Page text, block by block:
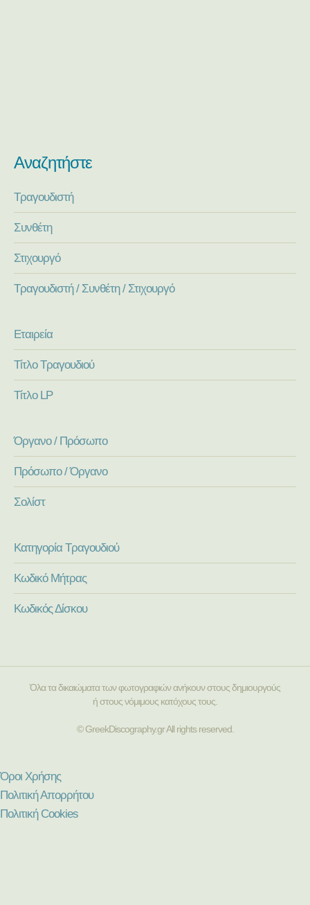
Αναζητήστε
Τραγουδιστή
Συνθέτη
Στιχουργό
Τραγουδιστή / Συνθέτη / Στιχουργό
Εταιρεία
Τίτλο Τραγουδιού
Τίτλο LP
Όργανο / Πρόσωπο
Πρόσωπο / Όργανο
Σολίστ
Κατηγορία Τραγουδιού
Κωδικό Μήτρας
Κωδικός Δίσκου
Όλα τα δικαιώματα των φωτογραφιών ανήκουν στους δημιουργούς
ή στους νόμιμους κατόχους τους.
© GreekDiscography.gr All rights reserved.
Όροι Χρήσης
Πολιτική Απορρήτου
Πολιτική Cookies